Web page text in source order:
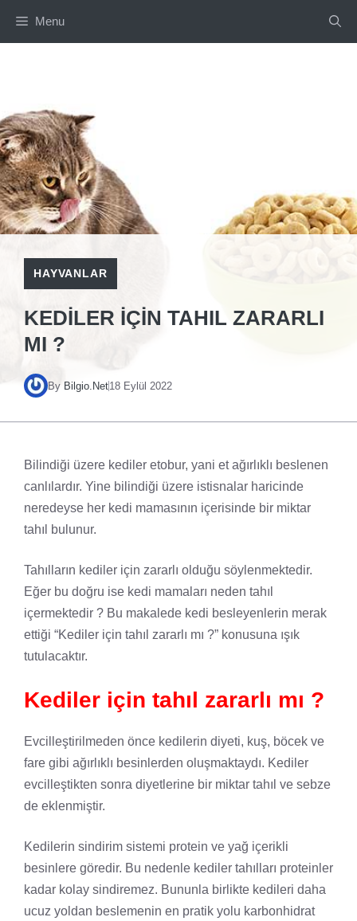
Menu
HAYVANLAR
KEDILER IÇIN TAHIL ZARARLI
MI ?
By Bilgio.Net18 Eylül 2022
Bilindiği üzere kediler etobur, yani et ağırlıklı beslenen
canlılardır. Yine bilindiği üzere istisnalar haricinde
neredeyse her kedi mamasının içerisinde bir miktar
tahıl bulunur.
Tahılların kediler için zararlı olduğu söylenmektedir.
Eğer bu doğru ise kedi mamaları neden tahıl
içermektedir ? Bu makalede kedi besleyenlerin merak
ettiği “Kediler için tahıl zararlı mı ?” konusuna ışık
tutulacaktır.
Kediler için tahıl zararlı mı ?
Evcilleştirilmeden önce kedilerin diyeti, kuş, böcek ve
fare gibi ağırlıklı besinlerden oluşmaktaydı. Kediler
evcilleştikten sonra diyetlerine bir miktar tahıl ve sebze
de eklenmiştir.
Kedilerin sindirim sistemi protein ve yağ içerikli
besinlere göredir. Bu nedenle kediler tahılları proteinler
kadar kolay sindiremez. Bununla birlikte kedileri daha
ucuz yoldan beslemenin en pratik yolu karbonhidrat